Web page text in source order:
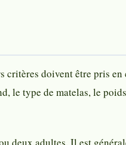
critères doivent être pris
le type de matelas, le